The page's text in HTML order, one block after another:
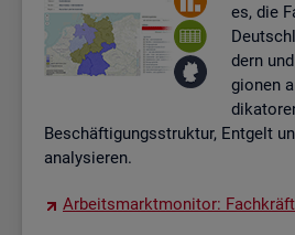
es, die
dern
gio­nen
Be­schäf­ti­gungs­struk­tur, Ent­gelt
ana­ly­sie­ren.
Ar­beits­markt­mo­ni­tor: